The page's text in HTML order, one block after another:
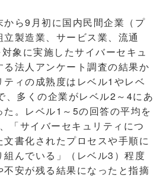
ら9月初に国内民間企業（プ
製造業、サービス業、流通
象に実施したサイバーセキュ
る法人アンケート調査の結果か
ィの成熟度はレベル1やレベ
、多くの企業がレベル2～4にあ
。レベル1～5の回答の平均を
「サイバーセキュリティにつ
書化されたプロセスや手順に
んでいる」（レベル3）程度
安が残る結果になったと指摘